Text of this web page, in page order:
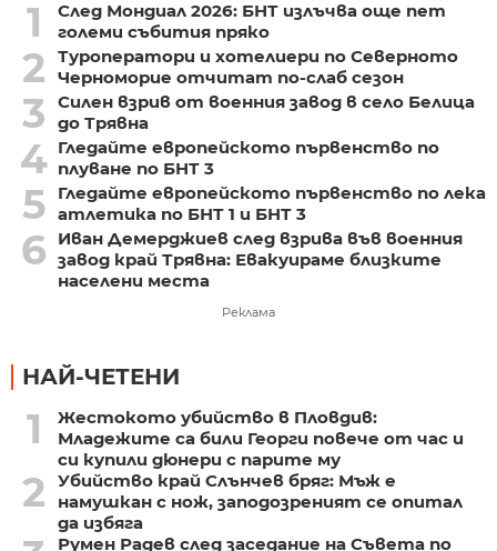
1
След Мондиал 2026: БНТ излъчва още пет
големи събития пряко
2
Туроператори и хотелиери по Северното
Черноморие отчитат по-слаб сезон
3
Силен взрив от военния завод в село Белица
до Трявна
4 Гледайте европейското първенство по
плуване по БНТ 3
5
Гледайте европейското първенство по лека
атлетика по БНТ 1 и БНТ 3
6
Иван Демерджиев след взрива във военния
завод край Трявна: Евакуираме близките
населени места
Реклама
НАЙ-ЧЕТЕНИ
1
Жестокото убийство в Пловдив:
Младежите са били Георги повече от час и
си купили дюнери с парите му
2
Убийство край Слънчев бряг: Мъж е
намушкан с нож, заподозреният се опитал
да избяга
Румен Радев след заседание на Съвета по